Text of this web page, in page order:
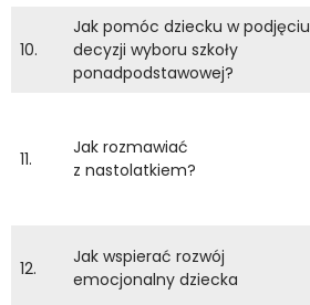
10.
Jak pomóc dziecku w podjęciu
decyzji wyboru szkoły
ponadpodstawowej?
11.
Jak rozmawiać
z nastolatkiem?
12.
Jak wspierać rozwój
emocjonalny dziecka